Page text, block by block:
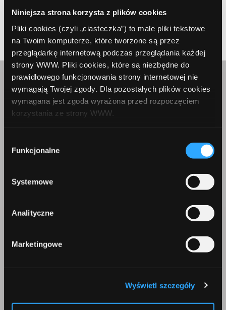
Niniejsza strona korzysta z plików cookies
Pliki cookies (czyli „ciasteczka”) to małe pliki tekstowe
na Twoim komputerze, które tworzone są przez
przeglądarkę internetową podczas przeglądania każdej
strony WWW. Pliki cookies, które są niezbędne do
prawidłowego funkcjonowania strony internetowej nie
wymagają Twojej zgody. Dla pozostałych plików cookies
wymagana jest zgoda wyrażona przed rozpoczęciem
korzystania ze strony WWW.
formy korzystania z plików cookies. Więcej:
Polityka
zgody
Funkcjonalne
Systemowe
Analityczne
Marketingowe
Wyświetl szczegóły
Prev Article Next Article
Skontaktuj się z nami
Korepondencja
02-673 Warszawa
Telefon